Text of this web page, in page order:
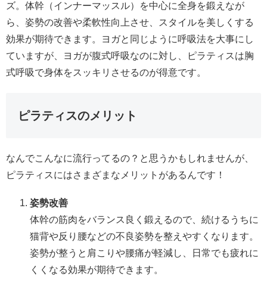
ズ。体幹（インナーマッスル）を中心に全身を鍛えなが
ら、姿勢の改善や柔軟性向上させ、スタイルを美しくする
効果が期待できます。ヨガと同じように呼吸法を大事にし
ていますが、ヨガが腹式呼吸なのに対し、ピラティスは胸
式呼吸で身体をスッキリさせるのが得意です。
ピラティスのメリット
なんでこんなに流行ってるの？と思うかもしれませんが、
ピラティスにはさまざまなメリットがあるんです！
姿勢改善
体幹の筋肉をバランス良く鍛えるので、続けるうちに
猫背や反り腰などの不良姿勢を整えやすくなります。
姿勢が整うと肩こりや腰痛が軽減し、日常でも疲れに
くくなる効果が期待できます。